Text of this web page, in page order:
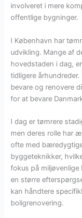
involveret i mere
offentlige bygninger.
I København har
udvikling. Mange af
hovedstaden i dag,
tidligere
bevare og renovere
for at bevare
I dag er tømrere
men deres rolle har
ofte med
byggeteknikker,
fokus på
en større
kan håndtere
boligrenovering.